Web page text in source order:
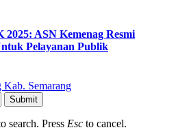
2025: ASN Kemenag Resmi
Pelayanan Publik
Kab. Semarang
Submit
search. Press Esc to cancel.